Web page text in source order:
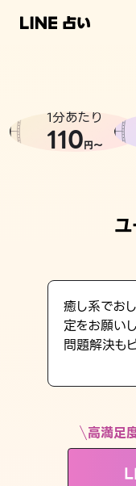
相談事例
占い記事
LINE占いを開
※LINEアプリ内のサービスページ
1分あたり
110円〜
癒し系でお
定をお願い
問題解決も
高満足